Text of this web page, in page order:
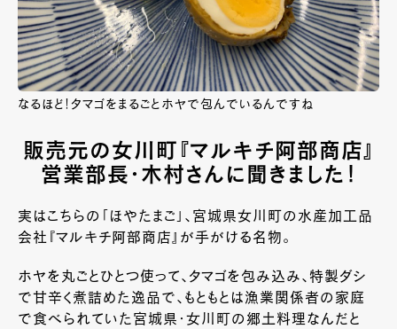
なるほど！タマゴをまるごとホヤで包んでいるんですね
販売元の女川町『 マルキチ阿部商店』
営業部長・木村さんに聞きました！
実はこちらの「ほやたまご」、宮城県女川町の水産加工品
会社『マルキチ阿部商店』が手がける名物。
ホヤを丸ごとひとつ使って、タマゴを包み込み、特製ダシ
で甘辛く煮詰めた逸品で、もともとは漁業関係者の家庭
で食べられていた宮城県・女川町の郷土料理なんだと